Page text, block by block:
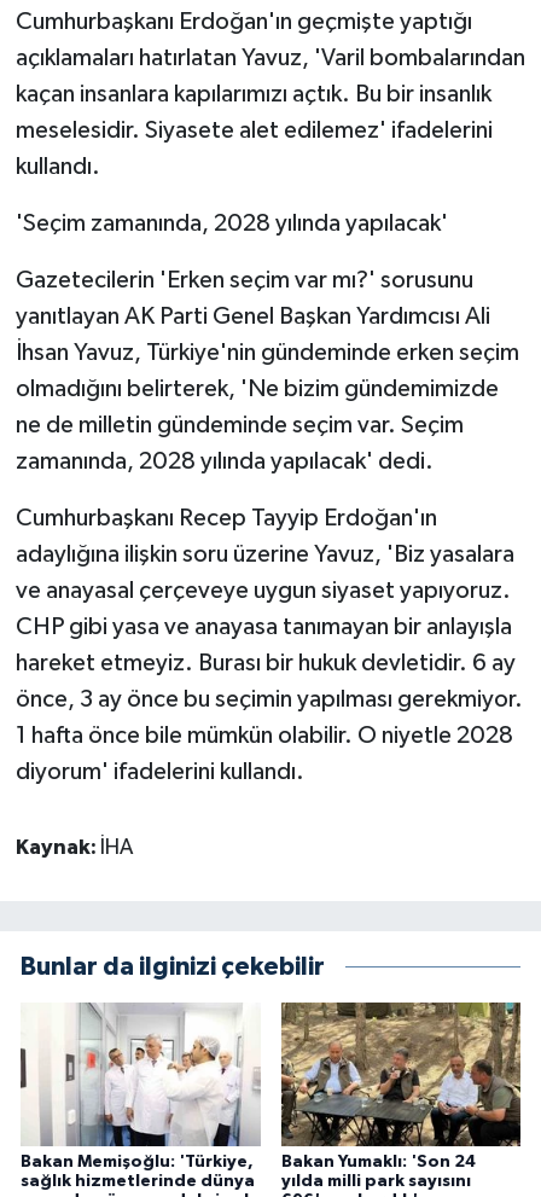
Cumhurbaşkanı Erdoğan'ın geçmişte yaptığı
açıklamaları hatırlatan Yavuz, 'Varil bombalarından
kaçan insanlara kapılarımızı açtık. Bu bir insanlık
meselesidir. Siyasete alet edilemez' ifadelerini
kullandı.
'Seçim zamanında, 2028 yılında yapılacak'
Gazetecilerin 'Erken seçim var mı?' sorusunu
yanıtlayan AK Parti Genel Başkan Yardımcısı Ali
İhsan Yavuz, Türkiye'nin gündeminde erken seçim
olmadığını belirterek, 'Ne bizim gündemimizde
ne de milletin gündeminde seçim var. Seçim
zamanında, 2028 yılında yapılacak' dedi.
Cumhurbaşkanı Recep Tayyip Erdoğan'ın
adaylığına ilişkin soru üzerine Yavuz, 'Biz yasalara
ve anayasal çerçeveye uygun siyaset yapıyoruz.
CHP gibi yasa ve anayasa tanımayan bir anlayışla
hareket etmeyiz. Burası bir hukuk devletidir. 6 ay
önce, 3 ay önce bu seçimin yapılması gerekmiyor.
1 hafta önce bile mümkün olabilir. O niyetle 2028
diyorum' ifadelerini kullandı.
Kaynak: İHA
Bunlar da ilginizi çekebilir
Bakan Memişoğlu: 'Türkiye,
sağlık hizmetlerinde dünya
Bakan Yumaklı: 'Son 24
yılda milli park sayısını